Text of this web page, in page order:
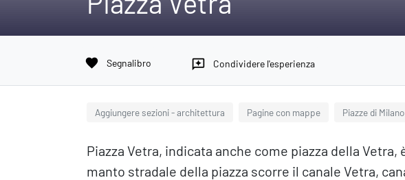
favorite Segnalibro reviews Condividere l'esperienza
Aggiungere sezioni - architettura Pagine con mappe Piazze di Milano
Piazza Vetra, indicata anche come piazza della Vetra,
manto stradale della piazza scorre il canale Vetra,